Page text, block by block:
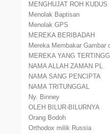
MENGHUJAT ROH KUDUS
Menolak Baptisan
Menolak GPS
MEREKA BERIBADAH
Mereka Membakar Gambar
MEREKA YANG
NAMA ALLAH ZAMAN PL
NAMA SANG PENCIPTA
NAMA TRITUNGGAL
Ny. Binney
OLEH BILUR-BILURNYA
Orang Bodoh
Orthodox milik Russia